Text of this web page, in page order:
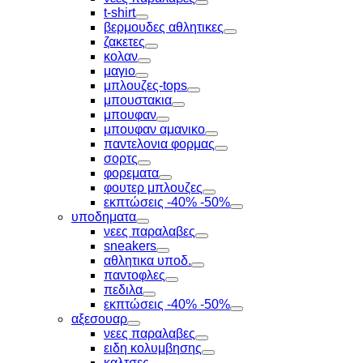
Toggle
t-shirt
Toggle
βερμουδες αθλητικες
Toggle
ζακετες
Toggle
κολαν
Toggle
μαγιο
Toggle
μπλουζες-tops
Toggle
μπουστακια
Toggle
μπουφαν
Toggle
μπουφαν αμανικο
Toggle
παντελονια φορμας
Toggle
σορτς
Toggle
φορεματα
Toggle
φουτερ μπλουζες
Toggle
εκπτώσεις -40% -50%
Toggle
υποδηματα
Toggle
νεες παραλαβες
Toggle
sneakers
Toggle
αθλητικα υποδ.
Toggle
παντοφλες
Toggle
πεδιλα
Toggle
εκπτώσεις -40% -50%
Toggle
αξεσουαρ
Toggle
νεες παραλαβες
Toggle
ειδη κολυμβησης
Toggle